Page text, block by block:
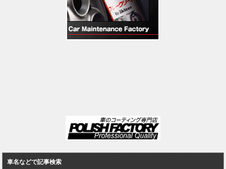
車名などで記事検索